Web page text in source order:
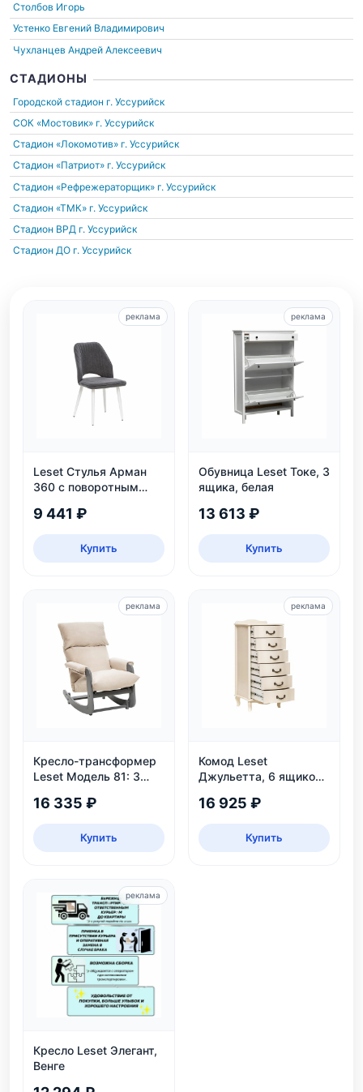
Столбов Игорь
Устенко Евгений Владимирович
Чухланцев Андрей Алексеевич
СТАДИОНЫ
Городской стадион г. Уссурийск
СОК «Мостовик» г. Уссурийск
Стадион «Локомотив» г. Уссурийск
Стадион «Патриот» г. Уссурийск
Стадион «Рефрежераторщик» г. Уссурийск
Стадион «ТМК» г. Уссурийск
Стадион ВРД г. Уссурийск
Стадион ДО г. Уссурийск
Leset Стулья Арман
360 с поворотным
9 441 ₽
Купить
реклама
Обувница Leset Токе, 3
ящика, белая
13 613 ₽
Купить
реклама
Кресло-трансформер
Leset Модель 81: 3
нагрузка 130 кг
16 335 ₽
Купить
реклама
Комод Leset
Джульетта, 6 ящиков,
16 925 ₽
Купить
реклама
Кресло Leset Элегант,
Венге
реклама